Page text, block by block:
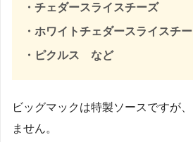
・チェダースライスチーズ
・ホワイトチェダースライスチ
・ピクルス など
ビッグマックは特製ソースですが
ません。